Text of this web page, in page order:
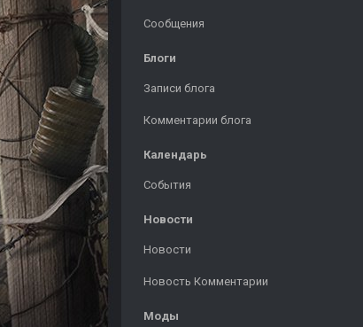
Сообщения
Блоги
Записи блога
Комментарии блога
Календарь
События
Новости
Новости
Новость Комментарии
Моды